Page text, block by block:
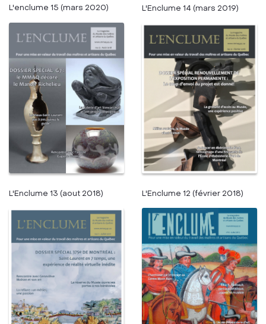
L'enclume 15 (mars 2020) L'Enclume 14 (mars 2019)
L'Enclume 13 (aout 2018) L'Enclume 12 (février 2018)